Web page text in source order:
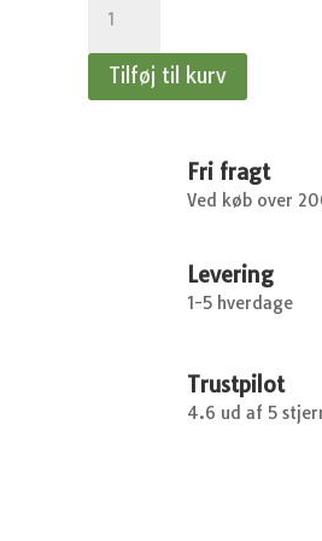
15
Tilføj til kurv
Fri fragt
Ved køb over
Levering
1-5 hverdage
Trustpilot
4.6 ud af 5